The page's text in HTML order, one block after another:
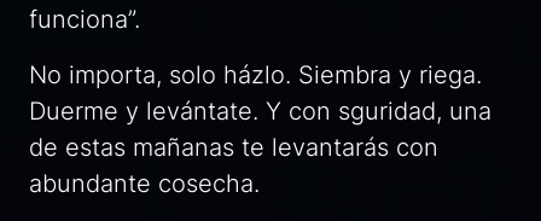
funciona”.
No importa, solo házlo. Siembra y riega.
Duerme y levántate. Y con sguridad, una
de estas mañanas te levantarás con
abundante cosecha.